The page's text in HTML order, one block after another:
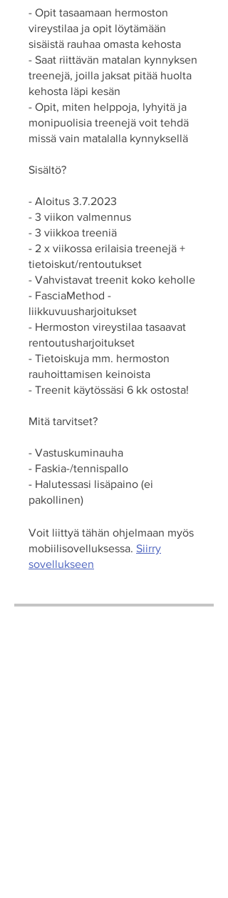
- Opit tasaamaan hermoston
vireystilaa ja opit löytämään
sisäistä rauhaa omasta kehosta
- Saat riittävän matalan kynnyksen
treenejä, joilla jaksat pitää huolta
kehosta läpi kesän
- Opit, miten helppoja, lyhyitä ja
monipuolisia treenejä voit tehdä
missä vain matalalla kynnyksellä
Sisältö?
- Aloitus 3.7.2023
- 3 viikon valmennus
- 3 viikkoa treeniä
- 2 x viikossa erilaisia treenejä +
tietoiskut/rentoutukset
- Vahvistavat treenit koko keholle
- FasciaMethod -
liikkuvuusharjoitukset
- Hermoston vireystilaa tasaavat
rentoutusharjoitukset
- Tietoiskuja mm. hermoston
rauhoittamisen keinoista
- Treenit käytössäsi 6 kk ostosta!
Mitä tarvitset?
- Vastuskuminauha
- Faskia-/tennispallo
- Halutessasi lisäpaino (ei
pakollinen)
Voit liittyä tähän ohjelmaan myös
mobiilisovelluksessa. Siirry
sovellukseen